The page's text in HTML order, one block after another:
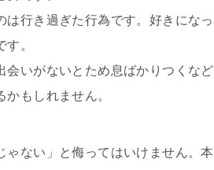
行き過ぎた行為です。好きになっ
。
会いがないとため息ばかりつくなど
もしれません。
ゃない」と侮ってはいけません。本